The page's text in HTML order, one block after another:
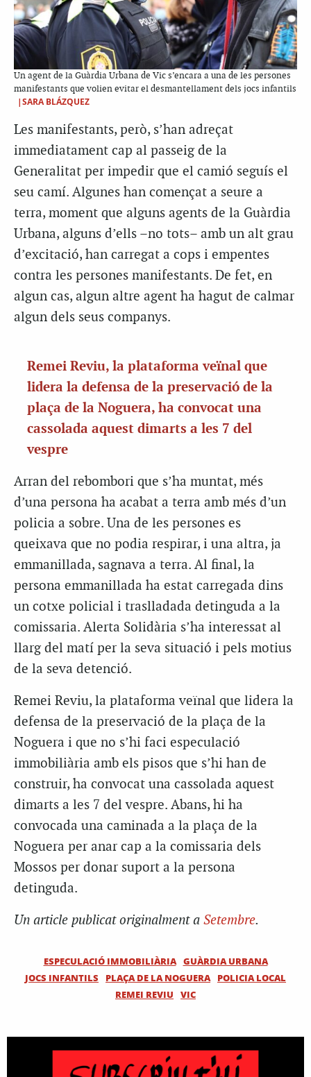
Un agent de la Guàrdia Urbana de Vic s’encara a una de les persones
manifestants que volien evitar el desmantellament dels jocs infantils
|SARA BLÁZQUEZ
Les manifestants, però, s’han adreçat
immediatament cap al passeig de la
Generalitat per impedir que el camió seguís el
seu camí. Algunes han començat a seure a
terra, moment que alguns agents de la Guàrdia
Urbana, alguns d’ells –no tots– amb un alt grau
d’excitació, han carregat a cops i empentes
contra les persones manifestants. De fet, en
algun cas, algun altre agent ha hagut de calmar
algun dels seus companys.
Remei Reviu, la plataforma veïnal que
lidera la defensa de la preservació de la
plaça de la Noguera, ha convocat una
cassolada aquest dimarts a les 7 del
vespre
Arran del rebombori que s’ha muntat, més
d’una persona ha acabat a terra amb més d’un
policia a sobre. Una de les persones es
queixava que no podia respirar, i una altra, ja
emmanillada, sagnava a terra. Al final, la
persona emmanillada ha estat carregada dins
un cotxe policial i traslladada detinguda a la
comissaria. Alerta Solidària s’ha interessat al
llarg del matí per la seva situació i pels motius
de la seva detenció.
Remei Reviu, la plataforma veïnal que lidera la
defensa de la preservació de la plaça de la
Noguera i que no s’hi faci especulació
immobiliària amb els pisos que s’hi han de
construir, ha convocat una cassolada aquest
dimarts a les 7 del vespre. Abans, hi ha
convocada una caminada a la plaça de la
Noguera per anar cap a la comissaria dels
Mossos per donar suport a la persona
detinguda.
Un article publicat originalment a Setembre.
ESPECULACIÓ IMMOBILIÀRIA GUÀRDIA URBANA
JOCS INFANTILS
PLAÇA DE LA NOGUERA
POLICIA LOCAL
REMEI REVIU
VIC